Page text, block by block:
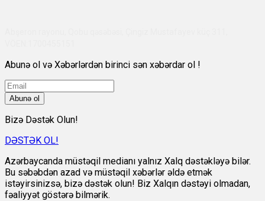
Abunə ol və Xəbərlərdən birinci sən xəbərdar ol !
Abunə ol
Bizə Dəstək Olun!
DƏSTƏK OL!
Azərbaycanda müstəqil medianı yalnız Xalq dəstəkləyə bilər.
Bu səbəbdən azad və müstəqil xəbərlər əldə etmək
istəyirsinizsə, bizə dəstək olun! Biz Xalqın dəstəyi olmadan,
fəaliyyət göstərə bilmərik.